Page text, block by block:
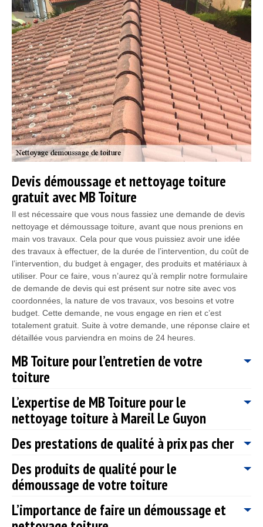
Devis démoussage et nettoyage toiture
gratuit avec MB Toiture
Il est nécessaire que vous nous fassiez une demande de devis
nettoyage et démoussage toiture, avant que nous prenions en
main vos travaux. Cela pour que vous puissiez avoir une idée
des travaux à effectuer, de la durée de l’intervention, du coût de
l’intervention, du budget à engager, des produits et matériaux à
utiliser. Pour ce faire, vous n’aurez qu’à remplir notre formulaire
de demande de devis qui est présent sur notre site avec vos
coordonnées, la nature de vos travaux, vos besoins et votre
budget. Cette demande, ne vous engage en rien et c’est
totalement gratuit. Suite à votre demande, une réponse claire et
détaillée vous parviendra en moins de 24 heures.
MB Toiture pour l’entretien de votre
toiture
Etant une entreprise disposant de plusieurs années
d’expérience dans le domaine de la toiture, notre entreprise MB
Toiture a pu développer différentes méthodes pour rendre
étanche un toit et cela peu importe le type de revêtement de
votre toit et la forme de votre toiture. De plus, notre entreprise
MB Toiture est une référence dans la ville de Mareil Le Guyon
pour ne fournir que des travaux de qualité en entretien de
toiture. Ainsi, si vous souhaitez que notre entreprise de
et démoussage toiture dans la ville de Mareil Le Guyon ; vous
L’expertise de MB Toiture pour le
nettoyage toiture à Mareil Le Guyon
Il est recommandé d’effectuer un nettoyage toiture au moins 1 à
et la performance de votre toiture Mareil Le Guyon. Si vous
remarquez que votre toit commence à perdre de son étanchéité
; faites appel au plus vite à notre entreprise de couverture MB
Toiture. De ce fait, afin d’éviter de gros dégâts sur votre toit,
comme : la survenance des infiltrations d’eau dans la maison,
Des prestations de qualité à prix pas cher
Le coût des travaux est la raison qui pousse la plupart des gens
à ne pas effectuer des travaux pour leur toiture. Nous avons
conscience de cela et c’est principalement pour cela que notre
entreprise MB Toiture vous propose des travaux adapter à votre
budget. En faisant appel à notre entreprise de couverture MB
Des produits de qualité pour le
démoussage de votre toiture
Pour que votre toit puisse être bien performant et ne montre
plus aucune fuite d’eau toiture, notre entreprise MB Toiture
L’importance de faire un démoussage et